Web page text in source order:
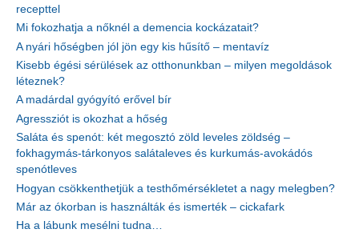
recepttel
Mi fokozhatja a nőknél a demencia kockázatait?
A nyári hőségben jól jön egy kis hűsítő – mentavíz
Kisebb égési sérülések az otthonunkban – milyen megoldások
léteznek?
A madárdal gyógyító erővel bír
Agressziót is okozhat a hőség
Saláta és spenót: két megosztó zöld leveles zöldség –
fokhagymás-tárkonyos salátaleves és kurkumás-avokádós
spenótleves
Hogyan csökkenthetjük a testhőmérsékletet a nagy melegben?
Már az ókorban is használták és ismerték – cickafark
Ha a lábunk mesélni tudna…